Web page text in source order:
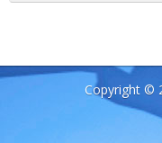
Copyright ©